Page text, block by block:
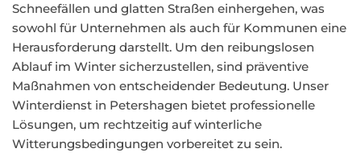
Schneefällen und glatten Straßen einhergehen, was
sowohl für Unternehmen als auch für Kommunen eine
Herausforderung darstellt. Um den reibungslosen
Ablauf im Winter sicherzustellen, sind präventive
Maßnahmen von entscheidender Bedeutung. Unser
Winterdienst in Petershagen bietet professionelle
Lösungen, um rechtzeitig auf winterliche
Witterungsbedingungen vorbereitet zu sein.